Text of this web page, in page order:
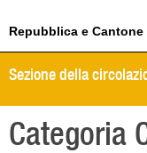
Repubblica e
Sezione della
Categoria